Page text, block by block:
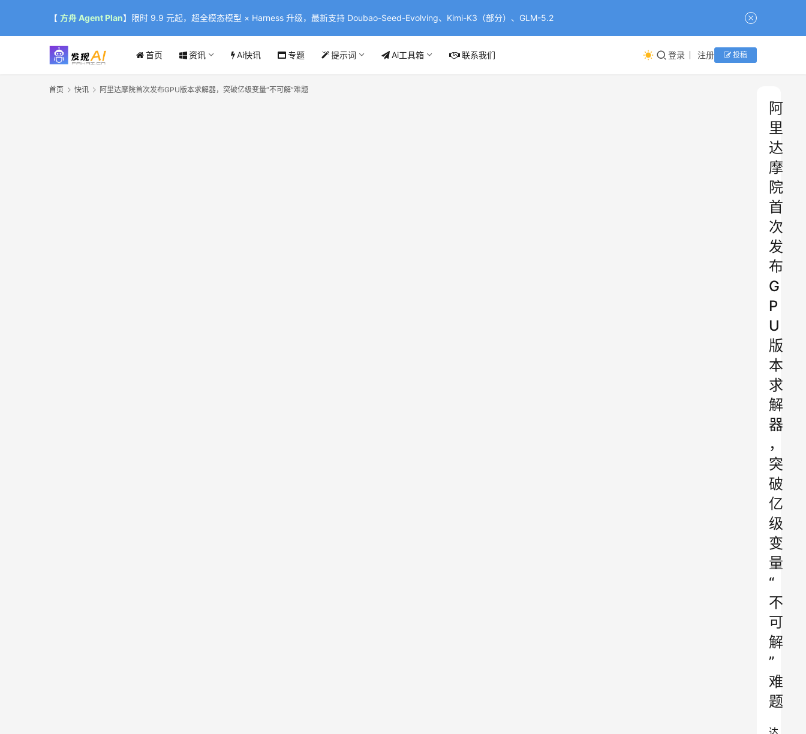
【 方舟 Agent Plan】限时 9.9 元起，超全模态模型 × Harness 升级，最新支持 Doubao-Seed-Evolving、Kimi-K3（部分）、GLM-5.2
首页 资讯 Ai快讯 专题 提示词 Ai工具箱 联系我们 登录 注册 投稿
首页 快讯 阿里达摩院首次发布GPU版本求解器，突破亿级变量“不可解”难题
阿
里
达
摩
院
首
次
发
布
G
P
U
版
本
求
解
器
，
突
破
亿
级
变
量
“
不
可
解
”
难
题
达